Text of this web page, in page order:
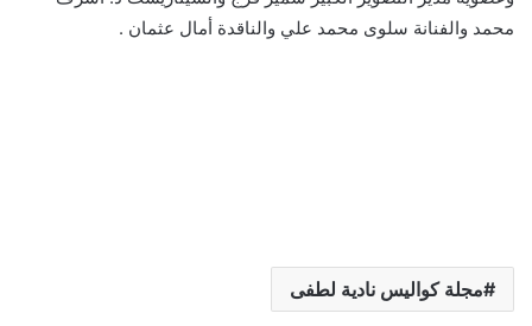
محمد والفنانة سلوى محمد علي والناقدة أمال عثمان .
مجلة كواليس نادية لطفى